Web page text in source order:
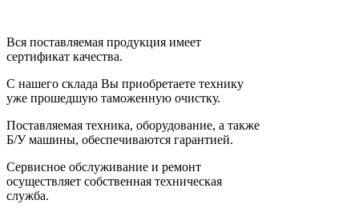
Вся поставляемая продукция имеет
сертификат качества.
С нашего склада Вы приобретаете технику
уже прошедшую таможенную очистку.
Поставляемая техника, оборудование, а также
Б/У машины, обеспечиваются гарантией.
Сервисное обслуживание и ремонт
осуществляет собственная техническая
служба.